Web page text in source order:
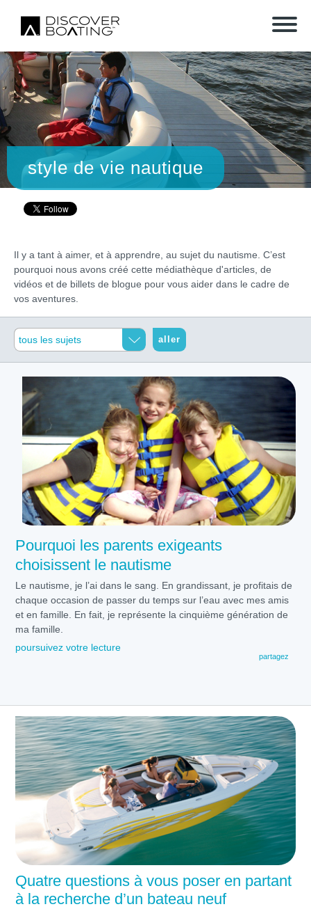
style de vie nautique
Il y a tant à aimer, et à apprendre, au sujet du nautisme. C’est
pourquoi nous avons créé cette médiathèque d'articles, de
vidéos et de billets de blogue pour vous aider dans le cadre de
vos aventures.
aller
Quatre questions à vous poser en partant
à la recherche d’un bateau neuf
Pourquoi les parents exigeants
choisissent le nautisme
Le nautisme, je l’ai dans le sang. En grandissant, je profitais de
chaque occasion de passer du temps sur l’eau avec mes amis
et en famille. En fait, je représente la cinquième génération de
ma famille.
poursuivez votre lecture
partagez